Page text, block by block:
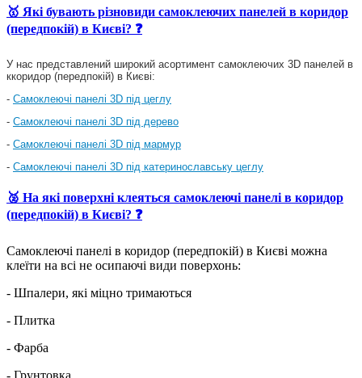
🥇 Які бувають різновиди самоклеючих панелей в коридор
(передпокій) в Києві? ❓
У нас представлений широкий асортимент самоклеючих 3D панелей в
ккоридор (передпокій) в Києві:
- Самоклеючі панелі 3D під цеглу
- Самоклеючі панелі 3D під дерево
- Самоклеючі панелі 3D під мармур
- Самоклеючі панелі 3D під катеринославську цеглу
🥈 На які поверхні клеяться самоклеючі панелі в коридор
(передпокій) в Києві? ❓
Самоклеючі панелі в коридор (передпокій) в Києві можна
клеїти на всі не осипаючі види поверхонь:
- Шпалери, які міцно тримаються
- Плитка
- Фарба
- Грунтовка